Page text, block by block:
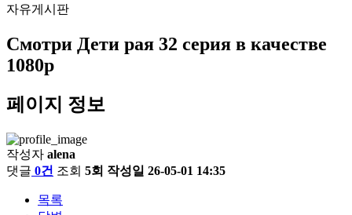
자유게시판
Смотри Дети рая 32 серия в качестве
1080p
페이지 정보
작성자 alena
댓글 0건 조회 5회 작성일 26-05-01 14:35
목록